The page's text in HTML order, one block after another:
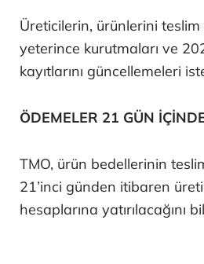
Üreticilerin, ürünlerini
yeterince kurutmaları ve
kayıtlarını güncellemeleri
ÖDEMELER 21 GÜN
TMO, ürün bedellerinin
21’inci günden itibaren
hesaplarına yatırılacağını